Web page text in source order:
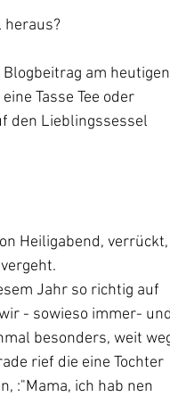
heraus?
am heutigen
Tasse Tee oder
den Lieblingssessel
Heiligabend, verrückt,
Jahr so richtig auf
- sowieso immer- und
besonders, weit
rief die eine Tochter
:"Mama, ich hab nen